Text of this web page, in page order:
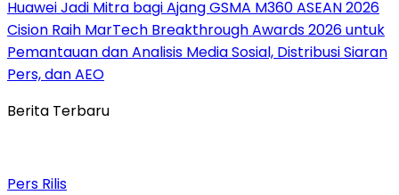
Huawei Jadi Mitra bagi Ajang GSMA M360 ASEAN 2026
Cision Raih MarTech Breakthrough Awards 2026 untuk
Pemantauan dan Analisis Media Sosial, Distribusi Siaran
Pers, dan AEO
Berita Terbaru
Pers Rilis